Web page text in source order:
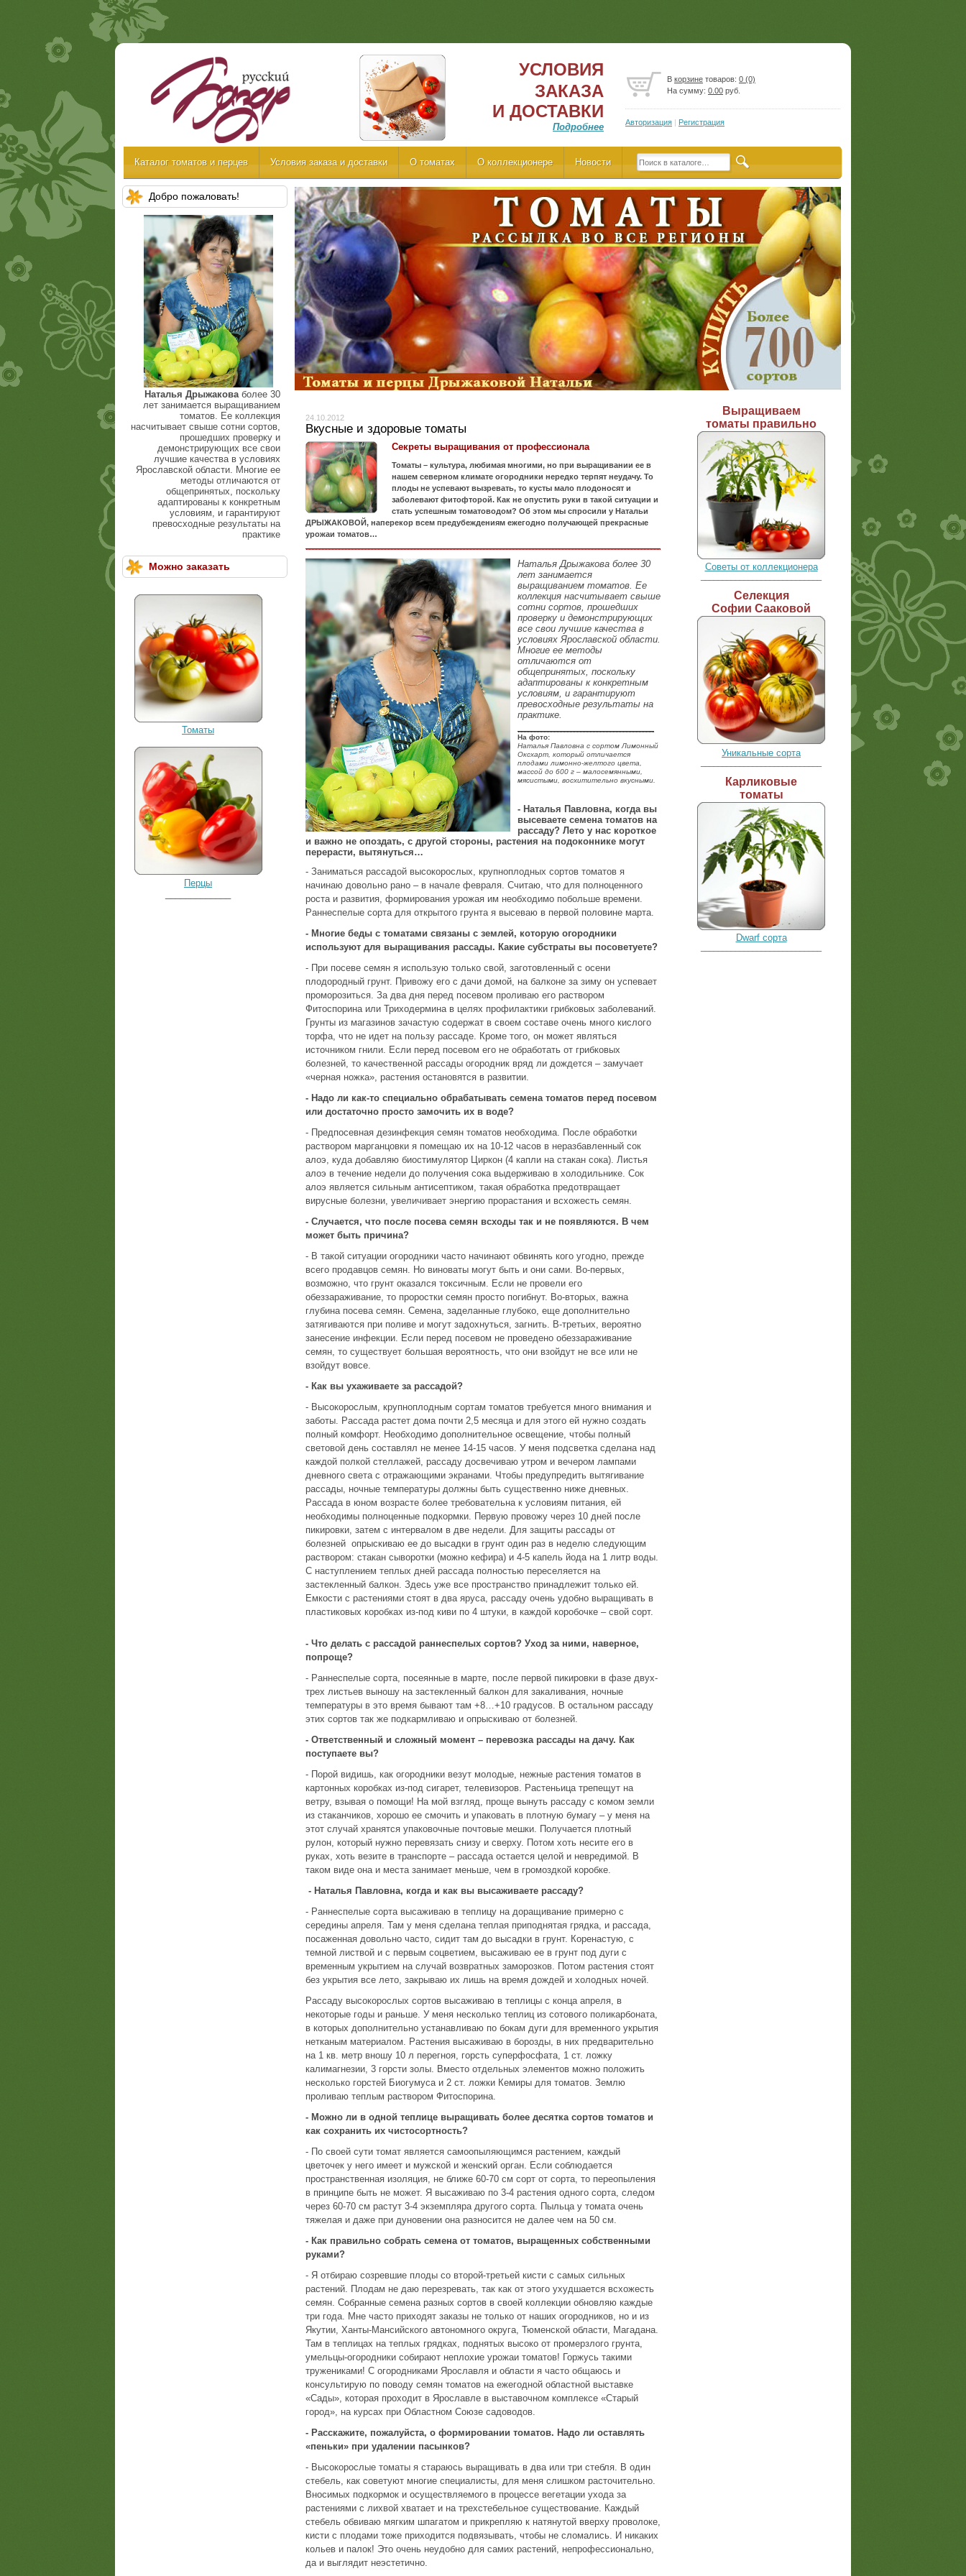
В корзине товаров: 0 (0)
На сумму: 0.00 руб.
УСЛОВИЯ
ЗАКАЗА
И ДОСТАВКИ
Подробнее Авторизация | Регистрация
Каталог томатов и перцев Условия заказа и доставки О томатах О коллекционере Новости
Добро пожаловать!
Наталья Дрыжаковаболее 30
лет занимается выращиванием
томатов. Ее коллекция
насчитывает свыше сотни сортов,
прошедших проверку и
демонстрирующих все свои
лучшие качества в условиях
Ярославской области. Многие ее
методы отличаются от
общепринятых, поскольку
адаптированы к конкретным
условиям, и гарантируют
превосходные результаты на
практике
Можно заказать
Томаты
Перцы
24.10.2012
Вкусные и здоровые томаты
Секреты выращивания от профессионала
Томаты – культура, любимая многими, но при выращивании ее в
нашем северном климате огородники нередко терпят неудачу. То
плоды не успевают вызревать, то кусты мало плодоносят и
заболевают фитофторой. Как не опустить руки в такой ситуации и
стать успешным томатоводом? Об этом мы спросили у Натальи
ДРЫЖАКОВОЙ, наперекор всем предубеждениям ежегодно получающей прекрасные
урожаи томатов…
Наталья Дрыжакова более 30
лет занимается
выращиванием томатов. Ее
коллекция насчитывает свыше
сотни сортов, прошедших
проверку и демонстрирующих
все свои лучшие качества в
условиях Ярославской области.
Многие ее методы
отличаются от
общепринятых, поскольку
адаптированы к конкретным
условиям, и гарантируют
превосходные результаты на
практике.
На фото:
Наталья Павловна с сортом Лимонный
Оксхарт, который отличается
плодами лимонно-желтого цвета,
массой до 600 г – малосемянными,
мясистыми, восхитительно вкусными.
- Наталья Павловна, когда вы
высеваете семена томатов на
рассаду? Лето у нас короткое
и важно не опоздать, с другой стороны, растения на подоконнике могут
перерасти, вытянуться…
- Заниматься рассадой высокорослых, крупноплодных сортов томатов я
начинаю довольно рано – в начале февраля. Считаю, что для полноценного
роста и развития, формирования урожая им необходимо побольше времени.
Раннеспелые сорта для открытого грунта я высеваю в первой половине марта.
- Многие беды c томатами связаны с землей, которую огородники
используют для выращивания рассады. Какие субстраты вы посоветуете?
- При посеве семян я использую только свой, заготовленный с осени
плодородный грунт. Привожу его с дачи домой, на балконе за зиму он успевает
проморозиться. За два дня перед посевом проливаю его раствором
Фитоспорина или Триходермина в целях профилактики грибковых заболеваний.
Грунты из магазинов зачастую содержат в своем составе очень много кислого
торфа, что не идет на пользу рассаде. Кроме того, он может являться
источником гнили. Если перед посевом его не обработать от грибковых
болезней, то качественной рассады огородник вряд ли дождется – замучает
«черная ножка», растения остановятся в развитии.
- Надо ли как-то специально обрабатывать семена томатов перед посевом
или достаточно просто замочить их в воде?
- Предпосевная дезинфекция семян томатов необходима. После обработки
раствором марганцовки я помещаю их на 10-12 часов в неразбавленный сок
алоэ, куда добавляю биостимулятор Циркон (4 капли на стакан сока). Листья
алоэ в течение недели до получения сока выдерживаю в холодильнике. Сок
алоэ является сильным антисептиком, такая обработка предотвращает
вирусные болезни, увеличивает энергию прорастания и всхожесть семян.
- Случается, что после посева семян всходы так и не появляются. В чем
может быть причина?
- В такой ситуации огородники часто начинают обвинять кого угодно, прежде
всего продавцов семян. Но виноваты могут быть и они сами. Во-первых,
возможно, что грунт оказался токсичным. Если не провели его
обеззараживание, то проростки семян просто погибнут. Во-вторых, важна
глубина посева семян. Семена, заделанные глубоко, еще дополнительно
затягиваются при поливе и могут задохнуться, загнить. В-третьих, вероятно
занесение инфекции. Если перед посевом не проведено обеззараживание
семян, то существует большая вероятность, что они взойдут не все или не
взойдут вовсе.
- Как вы ухаживаете за рассадой?
- Высокорослым, крупноплодным сортам томатов требуется много внимания и
заботы. Рассада растет дома почти 2,5 месяца и для этого ей нужно создать
полный комфорт. Необходимо дополнительное освещение, чтобы полный
световой день составлял не менее 14-15 часов. У меня подсветка сделана над
каждой полкой стеллажей, рассаду досвечиваю утром и вечером лампами
дневного света с отражающими экранами. Чтобы предупредить вытягивание
рассады, ночные температуры должны быть существенно ниже дневных.
Рассада в юном возрасте более требовательна к условиям питания, ей
необходимы полноценные подкормки. Первую провожу через 10 дней после
пикировки, затем с интервалом в две недели. Для защиты рассады от
болезней опрыскиваю ее до высадки в грунт один раз в неделю следующим
раствором: стакан сыворотки (можно кефира) и 4-5 капель йода на 1 литр воды.
С наступлением теплых дней рассада полностью переселяется на
застекленный балкон. Здесь уже все пространство принадлежит только ей.
Емкости с растениями стоят в два яруса, рассаду очень удобно выращивать в
пластиковых коробках из-под киви по 4 штуки, в каждой коробочке – свой сорт.
- Что делать с рассадой раннеспелых сортов? Уход за ними, наверное,
попроще?
- Раннеспелые сорта, посеянные в марте, после первой пикировки в фазе двух-
трех листьев выношу на застекленный балкон для закаливания, ночные
температуры в это время бывают там +8…+10 градусов. В остальном рассаду
этих сортов так же подкармливаю и опрыскиваю от болезней.
- Ответственный и сложный момент – перевозка рассады на дачу. Как
поступаете вы?
- Порой видишь, как огородники везут молодые, нежные растения томатов в
картонных коробках из-под сигарет, телевизоров. Растеньица трепещут на
ветру, взывая о помощи! На мой взгляд, проще вынуть рассаду с комом земли
из стаканчиков, хорошо ее смочить и упаковать в плотную бумагу – у меня на
этот случай хранятся упаковочные почтовые мешки. Получается плотный
рулон, который нужно перевязать снизу и сверху. Потом хоть несите его в
руках, хоть везите в транспорте – рассада остается целой и невредимой. В
таком виде она и места занимает меньше, чем в громоздкой коробке.
- Наталья Павловна, когда и как вы высаживаете рассаду?
- Раннеспелые сорта высаживаю в теплицу на доращивание примерно с
середины апреля. Там у меня сделана теплая приподнятая грядка, и рассада,
посаженная довольно часто, сидит там до высадки в грунт. Коренастую, с
темной листвой и с первым соцветием, высаживаю ее в грунт под дуги с
временным укрытием на случай возвратных заморозков. Потом растения стоят
без укрытия все лето, закрываю их лишь на время дождей и холодных ночей.
Рассаду высокорослых сортов высаживаю в теплицы с конца апреля, в
некоторые годы и раньше. У меня несколько теплиц из сотового поликарбоната,
в которых дополнительно устанавливаю по бокам дуги для временного укрытия
нетканым материалом. Растения высаживаю в борозды, в них предварительно
на 1 кв. метр вношу 10 л перегноя, горсть суперфосфата, 1 ст. ложку
калимагнезии, 3 горсти золы. Вместо отдельных элементов можно положить
несколько горстей Биогумуса и 2 ст. ложки Кемиры для томатов. Землю
проливаю теплым раствором Фитоспорина.
- Можно ли в одной теплице выращивать более десятка сортов томатов и
как сохранить их чистосортность?
- По своей сути томат является самоопыляющимся растением, каждый
цветочек у него имеет и мужской и женский орган. Если соблюдается
пространственная изоляция, не ближе 60-70 см сорт от сорта, то переопыления
в принципе быть не может. Я высаживаю по 3-4 растения одного сорта, следом
через 60-70 см растут 3-4 экземпляра другого сорта. Пыльца у томата очень
тяжелая и даже при дуновении она разносится не далее чем на 50 см.
- Как правильно собрать семена от томатов, выращенных собственными
руками?
- Я отбираю созревшие плоды со второй-третьей кисти с самых сильных
растений. Плодам не даю перезревать, так как от этого ухудшается всхожесть
семян. Собранные семена разных сортов в своей коллекции обновляю каждые
три года. Мне часто приходят заказы не только от наших огородников, но и из
Якутии, Ханты-Мансийского автономного округа, Тюменской области, Магадана.
Там в теплицах на теплых грядках, поднятых высоко от промерзлого грунта,
умельцы-огородники собирают неплохие урожаи томатов! Горжусь такими
тружениками! С огородниками Ярославля и области я часто общаюсь и
консультирую по поводу семян томатов на ежегодной областной выставке
«Сады», которая проходит в Ярославле в выставочном комплексе «Старый
город», на курсах при Областном Союзе садоводов.
- Расскажите, пожалуйста, о формировании томатов. Надо ли оставлять
«пеньки» при удалении пасынков?
- Высокорослые томаты я стараюсь выращивать в два или три стебля. В один
стебель, как советуют многие специалисты, для меня слишком расточительно.
Вносимых подкормок и осуществляемого в процессе вегетации ухода за
растениями с лихвой хватает и на трехстебельное существование. Каждый
стебель обвиваю мягким шпагатом и прикрепляю к натянутой вверху проволоке,
кисти с плодами тоже приходится подвязывать, чтобы не сломались. И никаких
кольев и палок! Это очень неудобно для самих растений, непрофессионально,
да и выглядит неэстетично.
Выращиваем
томаты правильно
Советы от коллекционера
Селекция
Софии Сааковой
Уникальные сорта
Карликовые
томаты
Dwarf сорта